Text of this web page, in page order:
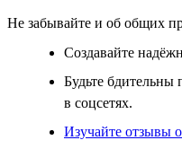
Не забывайте и об общих
Создавайте
Будьте бдительны
в соцсетях.
Изучайте отзывы